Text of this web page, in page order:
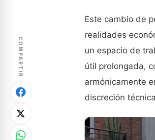
COMPARTIR
Este cambio de
realidades
un espacio de
útil prolongada,
armónicamente
discreción